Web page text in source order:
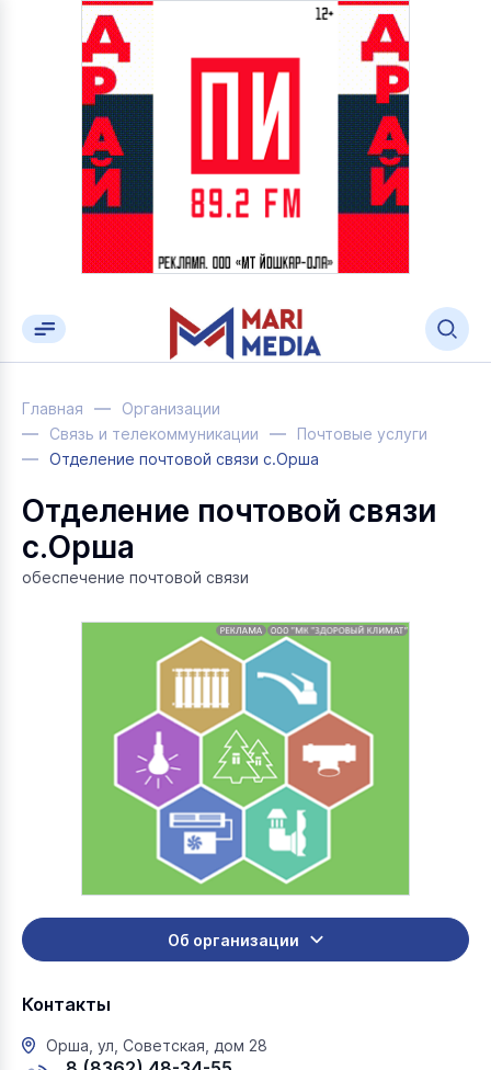
Главная
Организации
Связь и телекоммуникации
Почтовые услуги
Отделение почтовой связи с.Орша
Отделение почтовой связи
с.Орша
обеспечение почтовой связи
Об организации
Контакты
Орша, ул, Советская, дом 28